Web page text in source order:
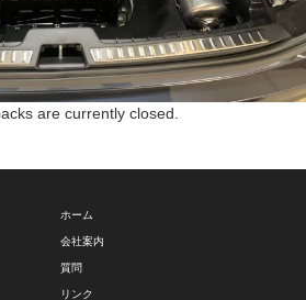
are currently closed.
ホーム
会社案内
質問
リンク